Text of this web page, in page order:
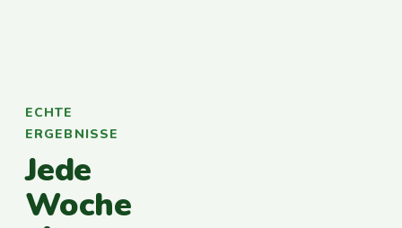
ECHTE
ERGEBNISSE
Jede
Woche